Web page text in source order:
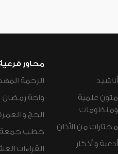
أناشيد
متون علمية
ومنظومات
مختارات من الأذان
أدعية و أذكار
محاور
الرحمة
واحة رمضان
الحج و
خطب جمعة
القراءات